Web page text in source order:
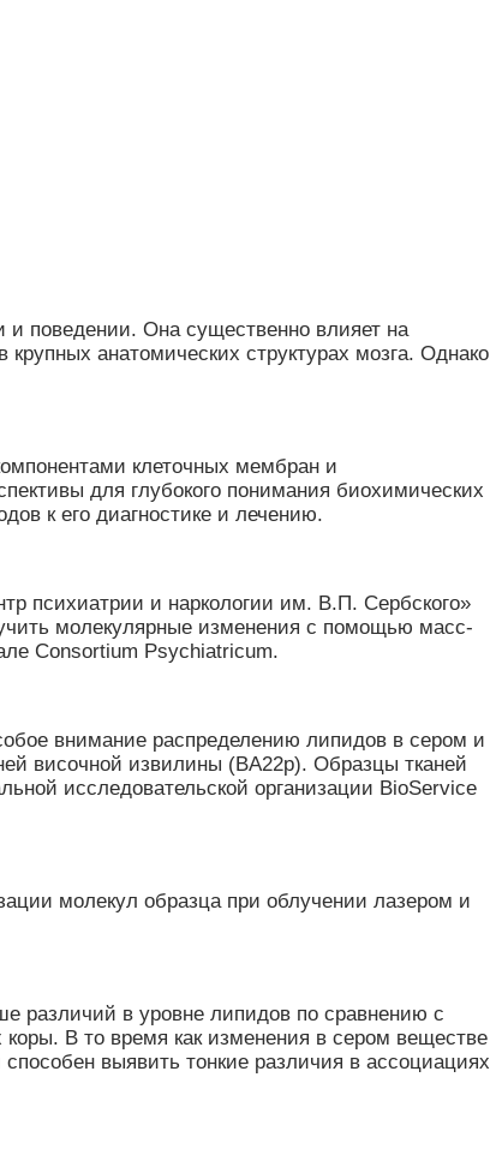
поведении. Она существенно влияет на
анатомических структурах мозга. Однако
клеточных мембран и
для глубокого понимания биохимических
к его диагностике и лечению.
психиатрии и наркологии им. В.П. Сербского»
молекулярные изменения с помощью масс-
Consortium Psychiatricum.
внимание распределению липидов в сером и
височной извилины (BA22p). Образцы тканей
исследовательской организации BioService
молекул образца при облучении лазером и
различий в уровне липидов по сравнению с
В то время как изменения в сером веществе
выявить тонкие различия в ассоциациях